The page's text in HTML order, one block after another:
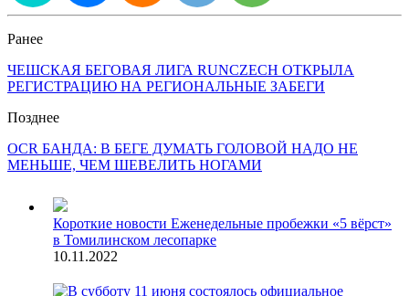
Ранее
ЧЕШСКАЯ БЕГОВАЯ ЛИГА RUNCZECH ОТКРЫЛА
РЕГИСТРАЦИЮ НА РЕГИОНАЛЬНЫЕ ЗАБЕГИ
Позднее
OCR БАНДА: В БЕГЕ ДУМАТЬ ГОЛОВОЙ НАДО НЕ
МЕНЬШЕ, ЧЕМ ШЕВЕЛИТЬ НОГАМИ
Короткие новости Еженедельные пробежки «5 вёрст»
в Томилинском лесопарке
10.11.2022